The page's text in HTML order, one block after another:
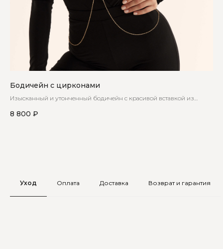
Бодичейн с цирконами
Изысканный и утонченный бодичейн с красивой вставкой из
8 800 ₽
Уход Оплата Доставка Возврат и гарантия